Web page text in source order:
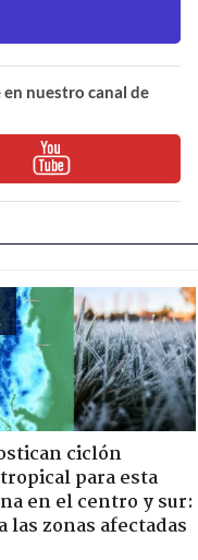
nuestro canal de
ciclón
para esta
en el centro y sur:
las zonas afectadas